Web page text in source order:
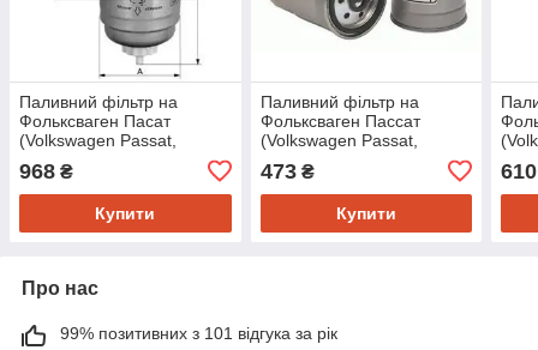
Паливний фільтр на
Фольксваген Пасат
(Volkswagen Passat,
Mann-filter WK84211
968 ₴
Купити
Паливний фільтр на
Фольксваген Пассат
(Volkswagen Passat,
Passat B5, Passat B6) Wix
filters WF8238
473₴
Купити
610
Про нас
99% позитивних з 101 відгука за рік